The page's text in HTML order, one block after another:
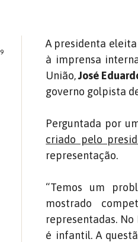
A presidenta eleita
à imprensa
União,José
governo golpista
Perguntada por
criado pelo
representação.
“Temos um
mostrado
representadas.
é infantil. A